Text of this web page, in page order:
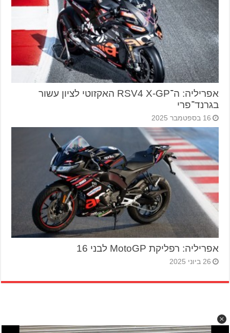
אפריליה: ה־RSV4 X-GP האקזוטי לציון עשור
בגרנד־פרי
16 בספטמבר 2025
אפריליה: רפליקת MotoGP לבני 16
26 ביוני 2025